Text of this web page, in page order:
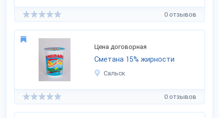
0 отзывов
Цена договорная
Сметана 15% жирности
Сальск
0 отзывов